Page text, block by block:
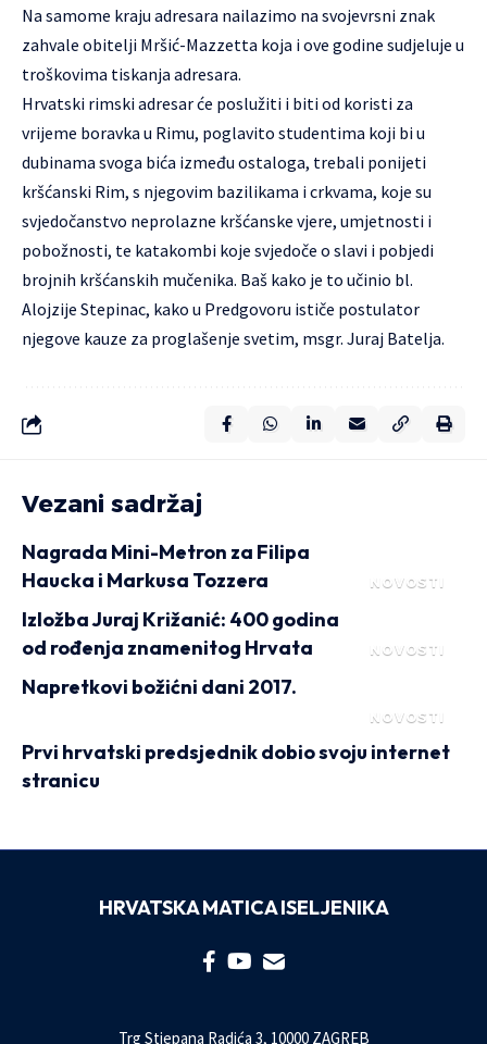
Na samome kraju adresara nailazimo na svojevrsni znak
zahvale obitelji Mršić-Mazzetta koja i ove godine sudjeluje u
troškovima tiskanja adresara.
Hrvatski rimski adresar će poslužiti i biti od koristi za
vrijeme boravka u Rimu, poglavito studentima koji bi u
dubinama svoga bića između ostaloga, trebali ponijeti
kršćanski Rim, s njegovim bazilikama i crkvama, koje su
svjedočanstvo neprolazne kršćanske vjere, umjetnosti i
pobožnosti, te katakombi koje svjedoče o slavi i pobjedi
brojnih kršćanskih mučenika. Baš kako je to učinio bl.
Alojzije Stepinac, kako u Predgovoru ističe postulator
njegove kauze za proglašenje svetim, msgr. Juraj Batelja.
Vezani sadržaj
NOVOSTI
Nagrada Mini-Metron za Filipa
Haucka i Markusa Tozzera
NOVOSTI
Izložba Juraj Križanić: 400 godina
od rođenja znamenitog Hrvata
NOVOSTI
Napretkovi božićni dani 2017.
Prvi hrvatski predsjednik dobio svoju internet
stranicu
HRVATSKA MATICA ISELJENIKA
Trg Stjepana Radića 3, 10000 ZAGREB